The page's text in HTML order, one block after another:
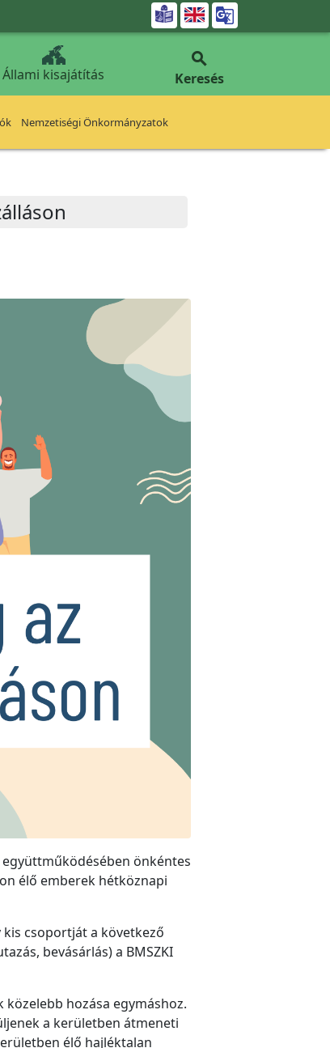

Állami kisajátítás

Keresés
Nemzetiségi Önkormányzatok
együttműködésében önkéntes
élő emberek hétköznapi
csoportját a következő
bevásárlás) a BMSZKI
hozása egymáshoz.
a kerületben átmeneti
élő hajléktalan